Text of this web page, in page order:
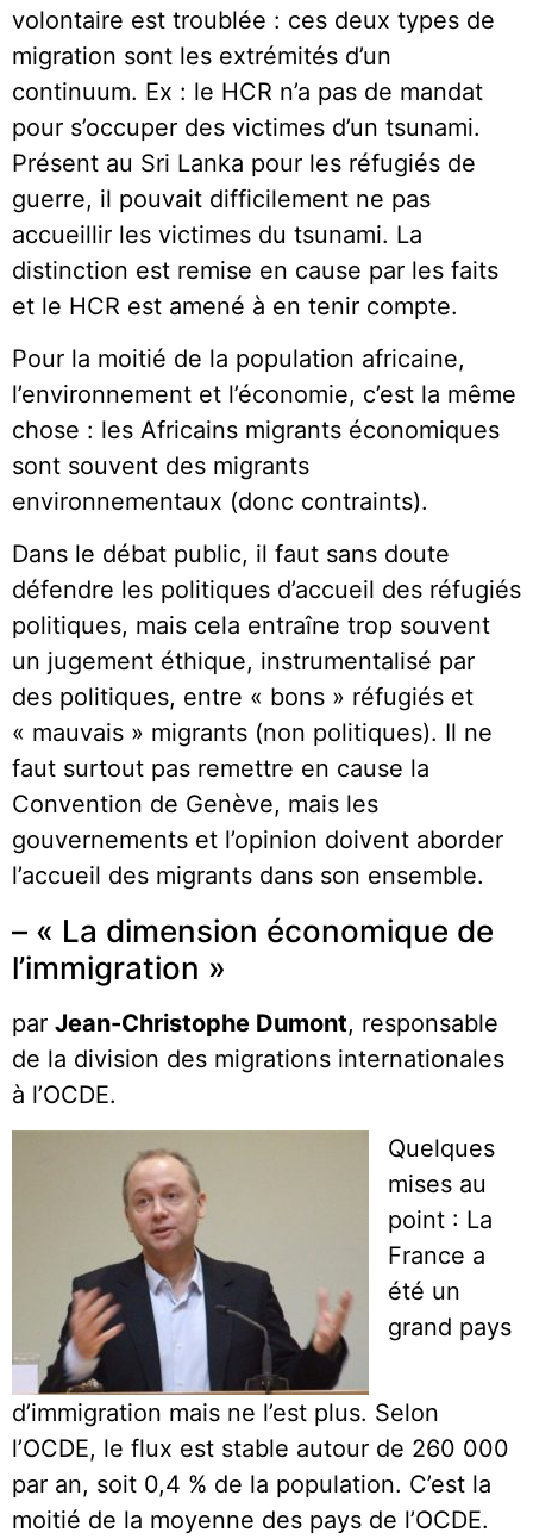
volontaire est troublée : ces deux types de
migration sont les extrémités d’un
continuum. Ex : le HCR n’a pas de mandat
pour s’occuper des victimes d’un tsunami.
Présent au Sri Lanka pour les réfugiés de
guerre, il pouvait difficilement ne pas
accueillir les victimes du tsunami. La
distinction est remise en cause par les faits
et le HCR est amené à en tenir compte.
Pour la moitié de la population africaine,
l’environnement et l’économie, c’est la même
chose : les Africains migrants économiques
sont souvent des migrants
environnementaux (donc contraints).
Dans le débat public, il faut sans doute
défendre les politiques d’accueil des réfugiés
politiques, mais cela entraîne trop souvent
un jugement éthique, instrumentalisé par
des politiques, entre « bons » réfugiés et
« mauvais » migrants (non politiques). Il ne
faut surtout pas remettre en cause la
Convention de Genève, mais les
gouvernements et l’opinion doivent aborder
l’accueil des migrants dans son ensemble.
– « La dimension économique de
l’immigration »
par Jean-Christophe Dumont, responsable
de la division des migrations internationales
à l’OCDE.
Quelques
mises au
point : La
France a
été un
grand pays
d’immigration mais ne l’est plus. Selon
l’OCDE, le flux est stable autour de 260 000
par an, soit 0,4 % de la population. C’est la
moitié de la moyenne des pays de l’OCDE.